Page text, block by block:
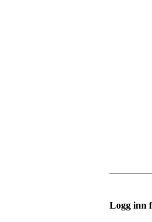
Logg inn